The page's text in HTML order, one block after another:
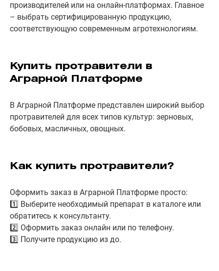
производителей или на онлайн-платформах. Главное
– выбрать сертифицированную продукцию,
соответствующую современным агротехнологиям.
Купить протравители в
Аграрной Платформе
В Аграрной Платформе представлен широкий выбор
протравителей для всех типов культур: зерновых,
бобовых, масличных, овощных.
Как купить протравители?
Оформить заказ в Аграрной Платформе просто:
1️⃣ Выберите необходимый препарат в каталоге или
обратитесь к консультанту.
2️⃣ Оформить заказ онлайн или по телефону.
3️⃣ Получите продукцию из до.